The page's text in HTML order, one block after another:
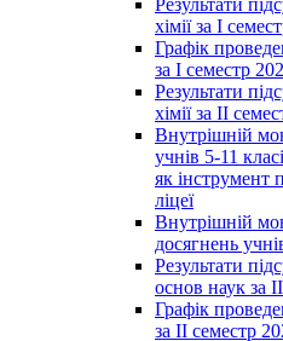
хімії за І
Графік
за І семестр
Результати
хімії за ІІ
Внутрішній
учнів 5-11
як інструмент
ліцеї
Внутрішній
досягнень
Результати
основ наук за
Графік
за ІІ семестр